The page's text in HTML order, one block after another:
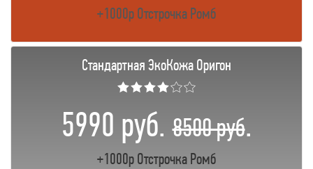
+1000р Отстрочка Ромб
Стандартная ЭкоКожа Оригон
★★★★☆☆
5990 руб.8500 руб.
+1000р Отстрочка Ромб